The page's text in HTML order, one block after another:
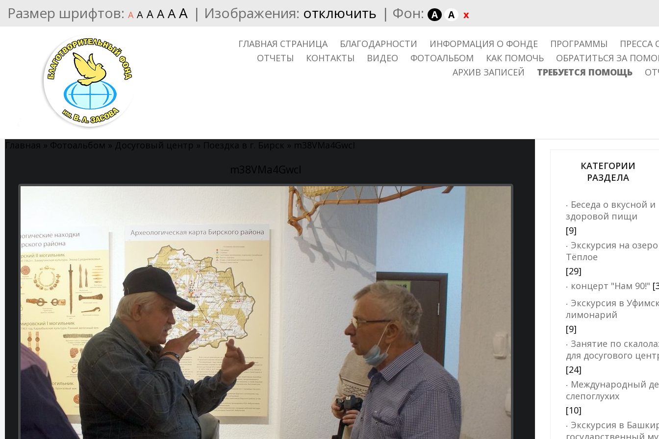
Размер шрифтов: A A A A AA | Изображения: отключить | Фон: A A x
ГЛАВНАЯ СТРАНИЦА БЛАГОДАРНОСТИ ИНФОРМАЦИЯ О ФОНДЕ ПРОГРАММЫ
ПРЕССА
ОТЧЕТЫ
КОНТАКТЫ ВИДЕО ФОТОАЛЬБОМ КАК ПОМОЧЬ
ОБРАТИТЬСЯ ЗА
АРХИВ ЗАПИСЕЙ
ТРЕБУЕТСЯ ПОМОЩЬ
Главная » Фотоальбом » Досуговый центр » Поездка в г. Бирск » m38VMa4GwcI
m38VMa4GwcI
КАТЕГОРИИ
РАЗДЕЛА
Беседа о вкусной и
здоровой пищи
[9]
Экскурсия на озеро
Тёплое
[29]
концерт "Нам 90!"
Экскурсия в
лимонарий
[9]
Занятие по
для досугового
[24]
Международный
слепоглухих
[10]
Экскурсия в
государственный